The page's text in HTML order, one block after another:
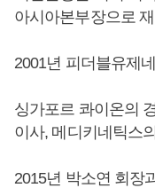
아시아본부장으로
2001년 피더블유제
싱가포르 콰이온의
이사, 메디키네틱스
2015년 박소연 회장